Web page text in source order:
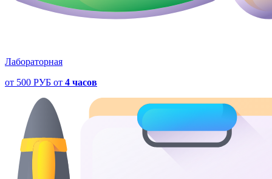
Лабораторная
от 500 РУБ от 4 часов